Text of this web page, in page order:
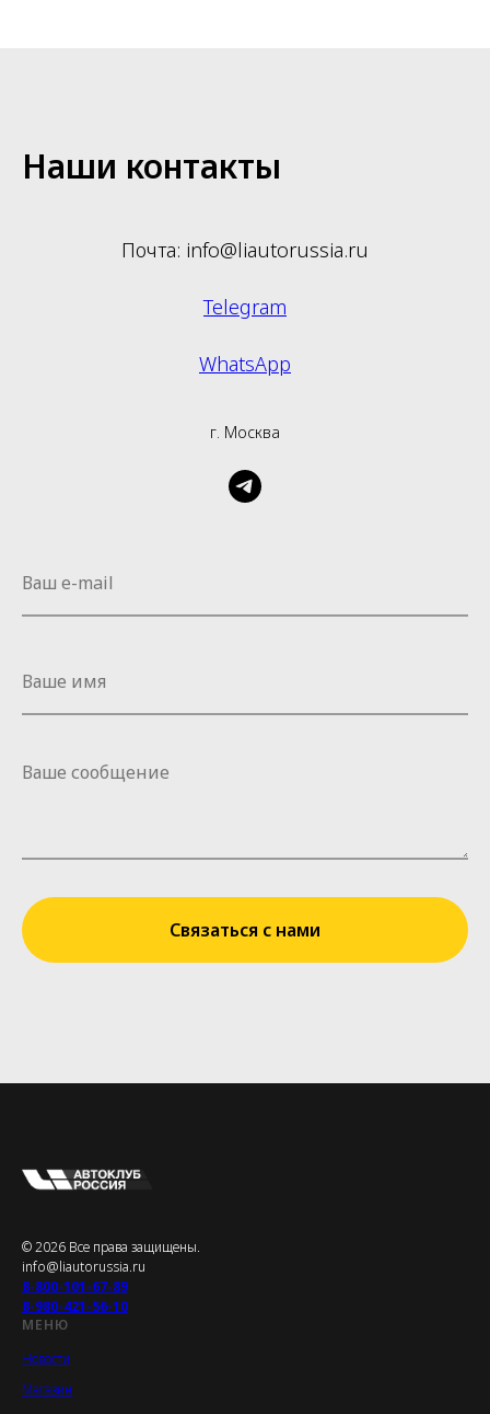
Наши контакты
Почта: info@liautorussia.ru
Telegram
WhatsApp
г. Москва
Связаться с нами
© 2026 Все права защищены.
info@liautorussia.ru
8-800-101-67-89
8-980-421-56-10
МЕНЮ
Новости
Магазин